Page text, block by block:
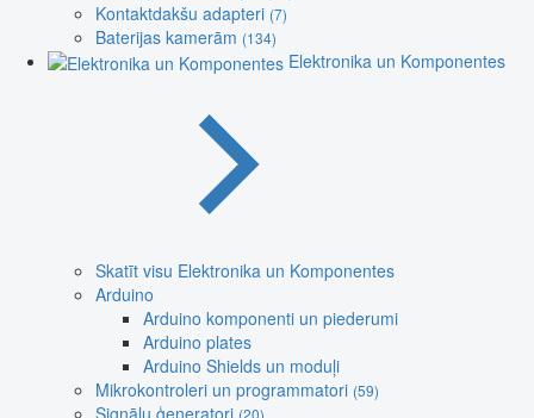
Kontaktdakšu adapteri (7)
Baterijas kamerām (134)
Elektronika un Komponentes
Skatīt visu Elektronika un Komponentes
Arduino
Arduino komponenti un piederumi
Arduino plates
Arduino Shields un moduļi
Mikrokontroleri un programmatori (59)